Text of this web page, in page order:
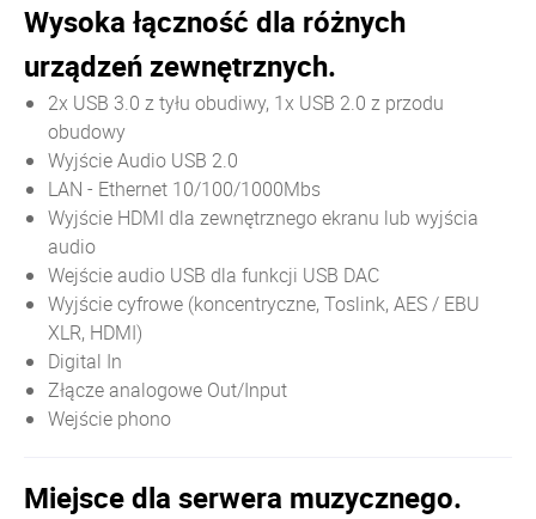
Wysoka łączność dla różnych
urządzeń zewnętrznych.
2x USB 3.0 z tyłu obudiwy, 1x USB 2.0 z przodu
obudowy
Wyjście Audio USB 2.0
LAN - Ethernet 10/100/1000Mbs
Wyjście HDMI dla zewnętrznego ekranu lub wyjścia
audio
Wejście audio USB dla funkcji USB DAC
Wyjście cyfrowe (koncentryczne, Toslink, AES / EBU
XLR, HDMI)
Digital In
Złącze analogowe Out/Input
Wejście phono
Miejsce dla serwera muzycznego.